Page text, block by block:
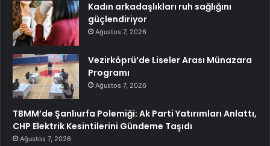
Kadın arkadaşlıkları ruh sağlığını
güçlendiriyor
Ağustos 7, 2026
Vezirköprü’de Liseler Arası Münazara
Programı
Ağustos 7, 2026
TBMM’de Şanlıurfa Polemiği: Ak Parti Yatırımları Anlattı,
CHP Elektrik Kesintilerini Gündeme Taşıdı
Ağustos 7, 2026